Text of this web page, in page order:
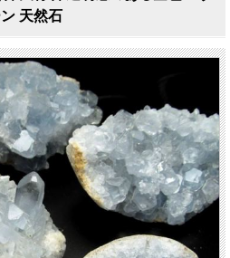
天然石